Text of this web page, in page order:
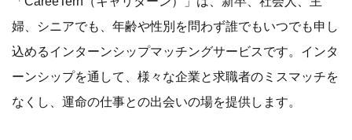
金沢大学特設サイト：
https://careetern.com/special_intern/kanazawa_univ
●運営会社概要